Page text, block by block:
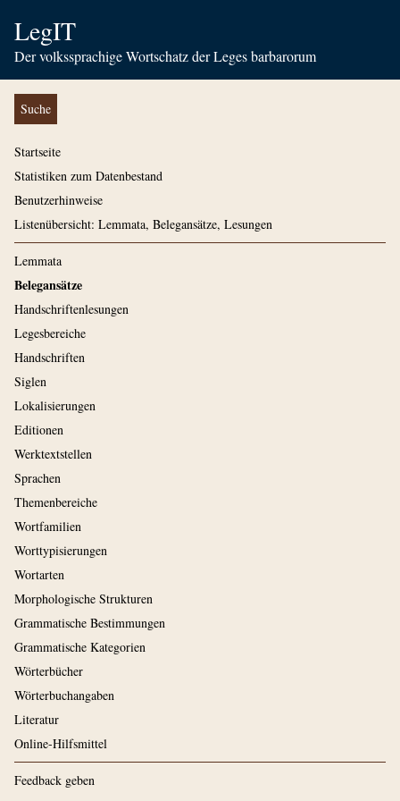
LegIT
Der volkssprachige Wortschatz der Leges barbarorum
Suche
Startseite
Statistiken zum Datenbestand
Benutzerhinweise
Listenübersicht: Lemmata, Belegansätze, Lesungen
Lemmata
Belegansätze
Handschriftenlesungen
Legesbereiche
Handschriften
Siglen
Lokalisierungen
Editionen
Werktextstellen
Sprachen
Themenbereiche
Wortfamilien
Worttypisierungen
Wortarten
Morphologische Strukturen
Grammatische Bestimmungen
Grammatische Kategorien
Wörterbücher
Wörterbuchangaben
Literatur
Online-Hilfsmittel
Feedback geben